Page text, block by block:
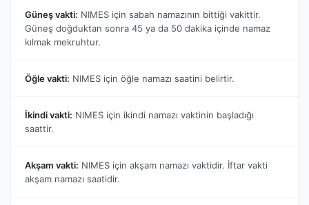
Güneş vakti: NIMES için sabah namazının bittiği vakittir.
Güneş doğduktan sonra 45 ya da 50 dakika içinde namaz
kılmak mekruhtur.
Öğle vakti: NIMES için öğle namazı saatini belirtir.
İkindi vakti: NIMES için ikindi namazı vaktinin başladığı
saattir.
Akşam vakti: NIMES için akşam namazı vaktidir. İftar vakti
akşam namazı saatidir.